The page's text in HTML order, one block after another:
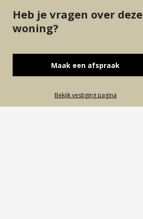
Heb je vragen over deze
woning?
Maak een afspraak
Bekijk vestiging pagina